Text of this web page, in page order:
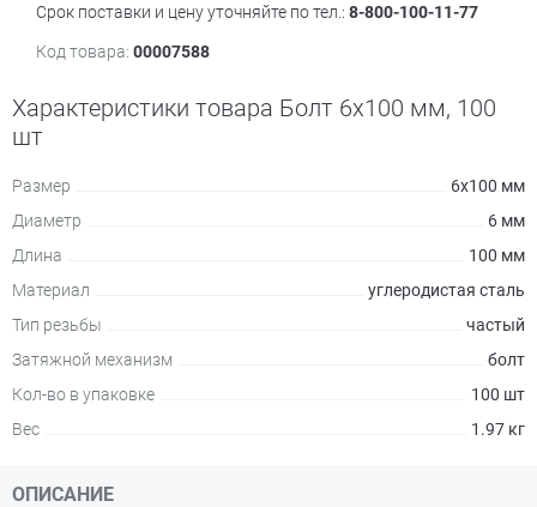
Срок поставки и цену уточняйте по тел.: 8-800-100-11-77
Код товара: 00007588
Характеристики товара Болт 6х100 мм, 100
шт
Размер
6х100 мм
Диаметр
6 мм
Длина
100 мм
Материал
углеродистая сталь
Тип резьбы
частый
Затяжной механизм
болт
Кол-во в упаковке
100 шт
Вес
1.97 кг
ОПИСАНИЕ